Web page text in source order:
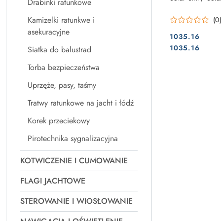
Kamizelki ratunkwe i
asekuracyjne
Siatka do balustrad
Torba bezpieczeństwa
Uprzęże, pasy, taśmy
Tratwy ratunkowe na jacht i łódź
Korek przeciekowy
Pirotechnika sygnalizacyjna
KOTWICZENIE I CUMOWANIE
FLAGI JACHTOWE
STEROWANIE I WIOSŁOWANIE
(0)
Cena:
1035.16
Cena:
1035.16